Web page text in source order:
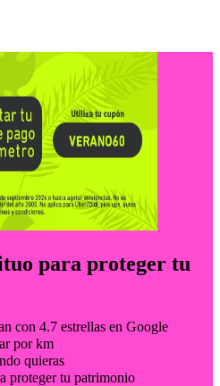
ó
para proteger tu
con 4.7 estrellas en Google
por km
quieras
proteger tu patrimonio